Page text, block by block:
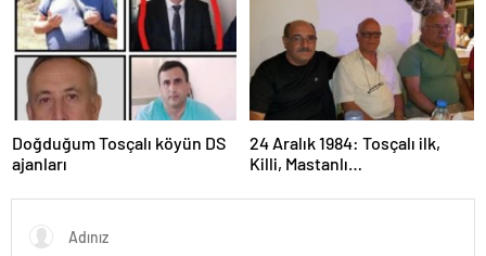
Doğduğum Tosçalı köyün DS
ajanları
24 Aralık 1984: Tosçalı ilk,
Killi, Mastanlı…